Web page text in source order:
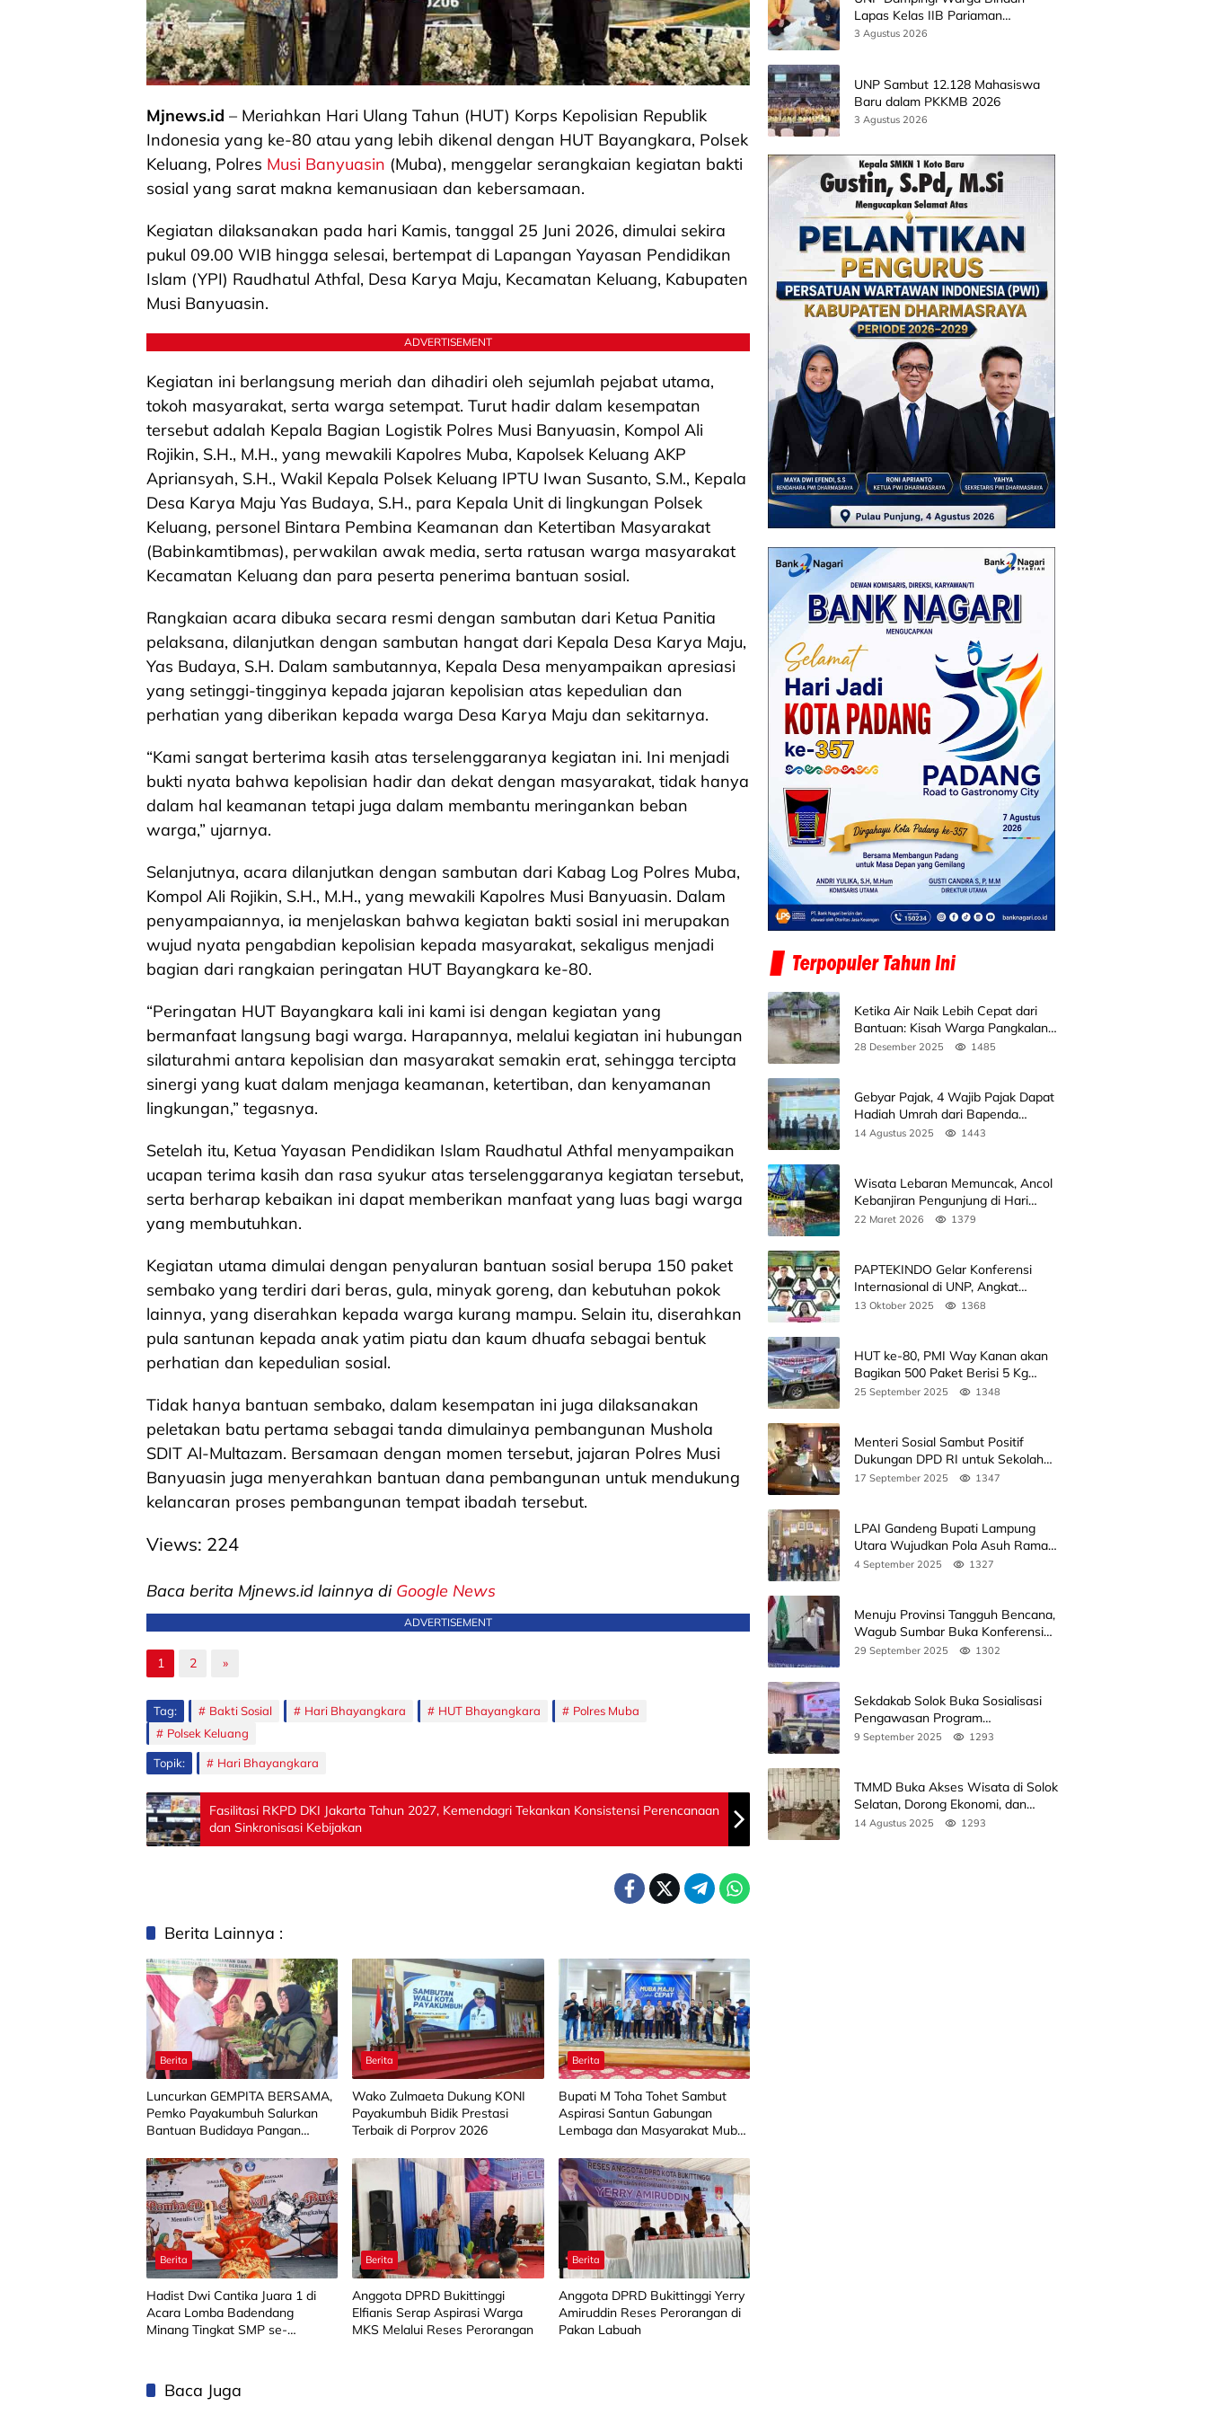
Mjnews.id – Meriahkan Hari Ulang Tahun (HUT) Korps Kepolisian Republik
Indonesia yang ke-80 atau yang lebih dikenal dengan HUT Bayangkara, Polsek
Keluang, Polres Musi Banyuasin (Muba), menggelar serangkaian kegiatan bakti
sosial yang sarat makna kemanusiaan dan kebersamaan.
Kegiatan dilaksanakan pada hari Kamis, tanggal 25 Juni 2026, dimulai sekira
pukul 09.00 WIB hingga selesai, bertempat di Lapangan Yayasan Pendidikan
Islam (YPI) Raudhatul Athfal, Desa Karya Maju, Kecamatan Keluang, Kabupaten
Musi Banyuasin.
ADVERTISEMENT
Kegiatan ini berlangsung meriah dan dihadiri oleh sejumlah pejabat utama,
tokoh masyarakat, serta warga setempat. Turut hadir dalam kesempatan
tersebut adalah Kepala Bagian Logistik Polres Musi Banyuasin, Kompol Ali
Rojikin, S.H., M.H., yang mewakili Kapolres Muba, Kapolsek Keluang AKP
Apriansyah, S.H., Wakil Kepala Polsek Keluang IPTU Iwan Susanto, S.M., Kepala
Desa Karya Maju Yas Budaya, S.H., para Kepala Unit di lingkungan Polsek
Keluang, personel Bintara Pembina Keamanan dan Ketertiban Masyarakat
(Babinkamtibmas), perwakilan awak media, serta ratusan warga masyarakat
Kecamatan Keluang dan para peserta penerima bantuan sosial.
Rangkaian acara dibuka secara resmi dengan sambutan dari Ketua Panitia
pelaksana, dilanjutkan dengan sambutan hangat dari Kepala Desa Karya Maju,
Yas Budaya, S.H. Dalam sambutannya, Kepala Desa menyampaikan apresiasi
yang setinggi-tingginya kepada jajaran kepolisian atas kepedulian dan
perhatian yang diberikan kepada warga Desa Karya Maju dan sekitarnya.
“Kami sangat berterima kasih atas terselenggaranya kegiatan ini. Ini menjadi
bukti nyata bahwa kepolisian hadir dan dekat dengan masyarakat, tidak hanya
dalam hal keamanan tetapi juga dalam membantu meringankan beban
warga,” ujarnya.
Selanjutnya, acara dilanjutkan dengan sambutan dari Kabag Log Polres Muba,
Kompol Ali Rojikin, S.H., M.H., yang mewakili Kapolres Musi Banyuasin. Dalam
penyampaiannya, ia menjelaskan bahwa kegiatan bakti sosial ini merupakan
wujud nyata pengabdian kepolisian kepada masyarakat, sekaligus menjadi
bagian dari rangkaian peringatan HUT Bayangkara ke-80.
“Peringatan HUT Bayangkara kali ini kami isi dengan kegiatan yang
bermanfaat langsung bagi warga. Harapannya, melalui kegiatan ini hubungan
silaturahmi antara kepolisian dan masyarakat semakin erat, sehingga tercipta
sinergi yang kuat dalam menjaga keamanan, ketertiban, dan kenyamanan
lingkungan,” tegasnya.
Setelah itu, Ketua Yayasan Pendidikan Islam Raudhatul Athfal menyampaikan
ucapan terima kasih dan rasa syukur atas terselenggaranya kegiatan tersebut,
serta berharap kebaikan ini dapat memberikan manfaat yang luas bagi warga
yang membutuhkan.
Kegiatan utama dimulai dengan penyaluran bantuan sosial berupa 150 paket
sembako yang terdiri dari beras, gula, minyak goreng, dan kebutuhan pokok
lainnya, yang diserahkan kepada warga kurang mampu. Selain itu, diserahkan
pula santunan kepada anak yatim piatu dan kaum dhuafa sebagai bentuk
perhatian dan kepedulian sosial.
Tidak hanya bantuan sembako, dalam kesempatan ini juga dilaksanakan
peletakan batu pertama sebagai tanda dimulainya pembangunan Mushola
SDIT Al-Multazam. Bersamaan dengan momen tersebut, jajaran Polres Musi
Banyuasin juga menyerahkan bantuan dana pembangunan untuk mendukung
kelancaran proses pembangunan tempat ibadah tersebut.
Views: 224
Baca berita Mjnews.id lainnya di Google News
ADVERTISEMENT
1 2 »
Tag: Bakti Sosial Hari Bhayangkara HUT Bhayangkara
Polres Muba
Polsek Keluang
Topik: Hari Bhayangkara
Fasilitasi RKPD DKI Jakarta Tahun 2027, Kemendagri Tekankan Konsistensi Perencanaan
dan Sinkronisasi Kebijakan
Berita Lainnya :
Berita
Luncurkan GEMPITA BERSAMA,
Pemko Payakumbuh Salurkan
Bantuan Budidaya Pangan
Berita
Wako Zulmaeta Dukung KONI
Payakumbuh Bidik Prestasi
Terbaik di Porprov 2026
Berita
Bupati M Toha Tohet Sambut
Aspirasi Santun Gabungan
Lembaga dan Masyarakat Muba
Berita
Hadist Dwi Cantika Juara 1 di
Acara Lomba Badendang
Minang Tingkat SMP se-
Berita
Anggota DPRD Bukittinggi
Elfianis Serap Aspirasi Warga
MKS Melalui Reses Perorangan
Berita
Anggota DPRD Bukittinggi Yerry
Amiruddin Reses Perorangan di
Pakan Labuah
Baca Juga
Lapas Kelas IIB Pariaman
Kembangkan Produk Kreatif
3 Agustus 2026
UNP Sambut 12.128 Mahasiswa
Baru dalam PKKMB 2026
3 Agustus 2026
Ketika Air Naik Lebih Cepat dari
Bantuan: Kisah Warga Pangkalan
Koto Baru Bertahan di Tengah
28 Desember 2025 1485
Gebyar Pajak, 4 Wajib Pajak Dapat
Hadiah Umrah dari Bapenda
Sumbar
14 Agustus 2025 1443
Wisata Lebaran Memuncak, Ancol
Kebanjiran Pengunjung di Hari
Kedua
22 Maret 2026 1379
PAPTEKINDO Gelar Konferensi
Internasional di UNP, Angkat
Kolaborasi Pendidikan Vokasi,
13 Oktober 2025 1368
HUT ke-80, PMI Way Kanan akan
Bagikan 500 Paket Berisi 5 Kg
Beras
25 September 2025 1348
Menteri Sosial Sambut Positif
Dukungan DPD RI untuk Sekolah
Rakyat
17 September 2025 1347
LPAI Gandeng Bupati Lampung
Utara Wujudkan Pola Asuh Ramah
Anak Lewat Seminar Kak Seto, Ini
4 September 2025 1327
Menuju Provinsi Tangguh Bencana,
Wagub Sumbar Buka Konferensi
3rd ICDMM 2025 di Unand
29 September 2025 1302
Sekdakab Solok Buka Sosialisasi
Pengawasan Program
Pembangunan Revitalisasi Satuan
9 September 2025 1293
TMMD Buka Akses Wisata di Solok
Selatan, Dorong Ekonomi, dan
Perkuat Peran Masyarakat
14 Agustus 2025 1293